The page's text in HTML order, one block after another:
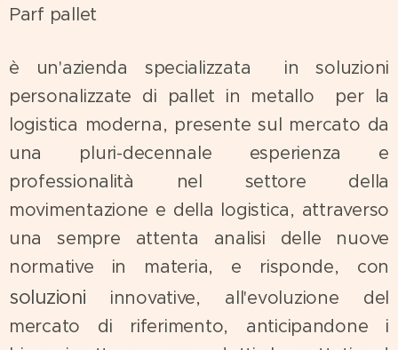
Parf pallet
è un'azienda specializzata in soluzioni
personalizzate di pallet in metallo per la
logistica moderna, presente sul mercato da
una pluri-decennale esperienza e
professionalità nel settore della
movimentazione e della logistica, attraverso
una sempre attenta analisi delle nuove
normative in materia, e risponde, con
soluzioni innovative, all'evoluzione del
mercato di riferimento, anticipandone i